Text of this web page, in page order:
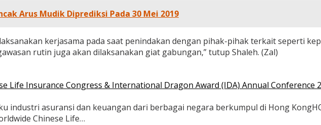
Arus Mudik Diprediksi Pada 30 Mei 2019
kerjasama pada saat penindakan dengan pihak-pihak terkait seperti
rutin juga akan dilaksanakan giat gabungan,” tutup Shaleh. (Zal)
Life Insurance Congress & International Dragon Award (IDA) Annual Conference
industri asuransi dan keuangan dari berbagai negara berkumpul di Hong
Chinese Life…